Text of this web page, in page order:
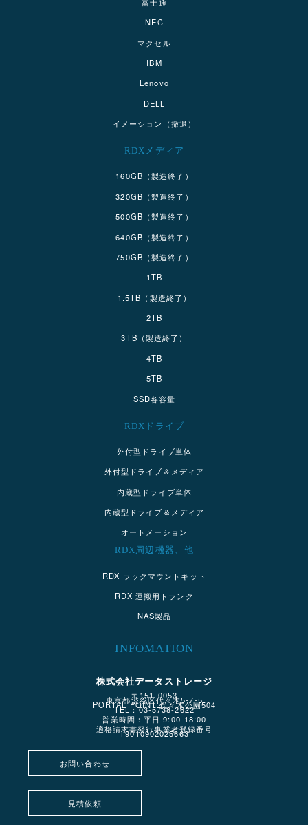
NEC
マクセル
IBM
Lenovo
DELL
イメーション（撤退）
RDXメディア
160GB（製造終了）
320GB（製造終了）
500GB（製造終了）
640GB（製造終了）
750GB（製造終了）
1TB
1.5TB（製造終了）
2TB
3TB（製造終了）
4TB
5TB
SSD各容量
RDXドライブ
外付型ドライブ単体
外付型ドライブ＆メディア
内蔵型ドライブ単体
内蔵型ドライブ＆メディア
オートメーション
RDX周辺機器、他
RDX ラックマウントキット
RDX 運搬用トランク
NAS製品
INFOMATION
株式会社データストレージ
〒151-0053
東京都渋谷区代々木5-7-5
PORTAL POINT 代々木公園504
TEL：03-5738-2622
営業時間：平日 9:00-18:00
適格請求書発行事業者登録番号
T9010902025663
お問い合わせ
見積依頼